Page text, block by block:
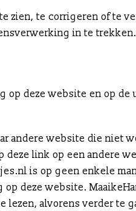
zien, te corrigeren of te
in te trekken.
op deze website en op
andere website die niet
link op een andere
is op geen enkele
deze website.
alvorens verder te